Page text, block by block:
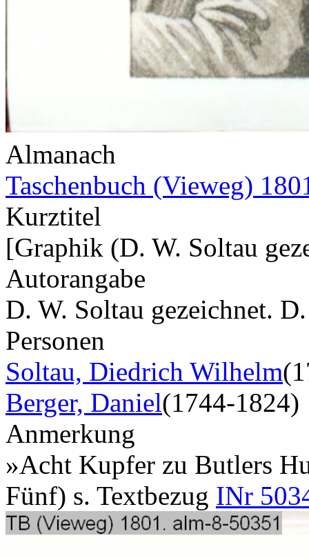
Almanach
Taschenbuch (Vieweg)
Kurztitel
[Graphik (D. W. Soltau
Autorangabe
D. W. Soltau gezeichnet.
Personen
Soltau, Diedrich Wilhelm
Berger, Daniel(1744-1824)
Anmerkung
»Acht Kupfer zu Butlers
Fünf) s. Textbezug INr